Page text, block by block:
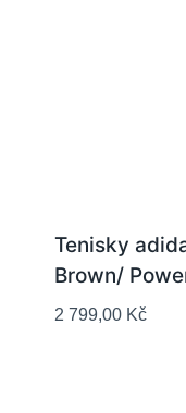
Tenisky
Brown/
2 799,00 Kč